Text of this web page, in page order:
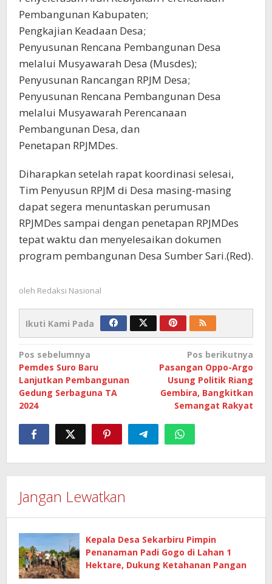
Pembangunan Kabupaten;
Pengkajian Keadaan Desa;
Penyusunan Rencana Pembangunan Desa
melalui Musyawarah Desa (Musdes);
Penyusunan Rancangan RPJM Desa;
Penyusunan Rencana Pembangunan Desa
melalui Musyawarah Perencanaan
Pembangunan Desa, dan
Penetapan RPJMDes.
Diharapkan setelah rapat koordinasi selesai,
Tim Penyusun RPJM di Desa masing-masing
dapat segera menuntaskan perumusan
RPJMDes sampai dengan penetapan RPJMDes
tepat waktu dan menyelesaikan dokumen
program pembangunan Desa Sumber Sari.(Red).
oleh Redaksi Nasional
Ikuti Kami Pada
Navigasi
pos
Pos sebelumnya
Pemdes Suro Baru
Lanjutkan Pembangunan
Gedung Serbaguna TA
2024
Pos berikutnya
Pasangan Oppo-Argo
Usung Politik Riang
Gembira, Bangkitkan
Semangat Rakyat
Jangan Lewatkan
Kepala Desa Sekarbiru Pimpin
Penanaman Padi Gogo di Lahan 1
Hektare, Dukung Ketahanan Pangan